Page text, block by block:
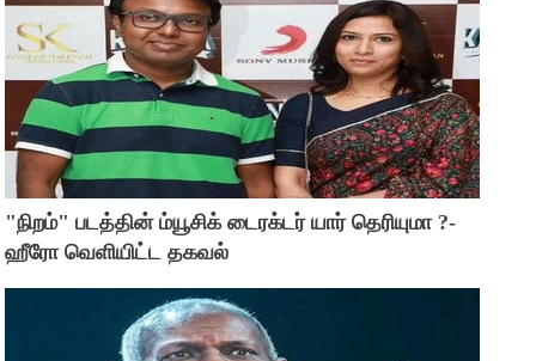
"நிறம்" படத்தின் ம்யூசிக் டைரக்டர் யார் தெரியுமா ?-
ஹீரோ வெளியிட்ட தகவல்